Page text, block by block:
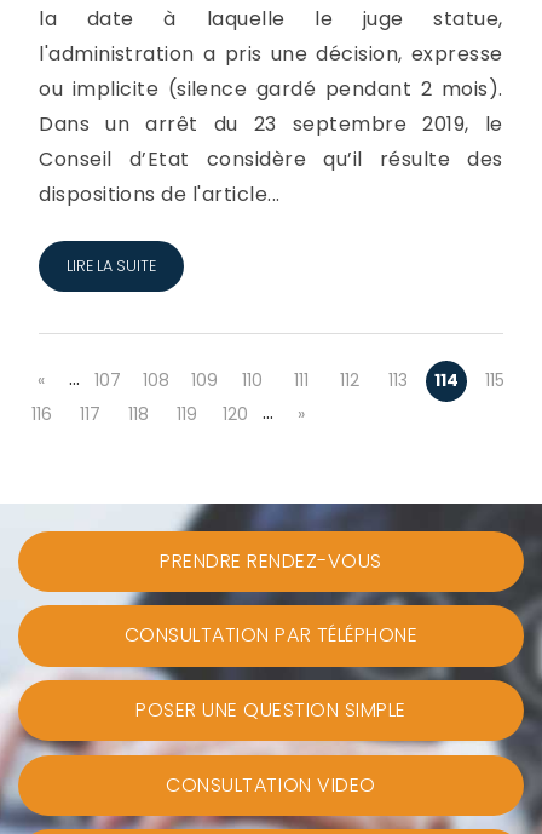
la date à laquelle le juge statue,
l'administration a pris une décision, expresse
ou implicite (silence gardé pendant 2 mois).
Dans un arrêt du 23 septembre 2019, le
Conseil d’Etat considère qu’il résulte des
dispositions de l'article...
LIRE LA SUITE
« … 107 108 109 110 111 112 113 114
115
116
117 118 119 120 … »
PRENDRE RENDEZ-VOUS
CONSULTATION PAR TÉLÉPHONE
POSER UNE QUESTION SIMPLE
CONSULTATION VIDEO